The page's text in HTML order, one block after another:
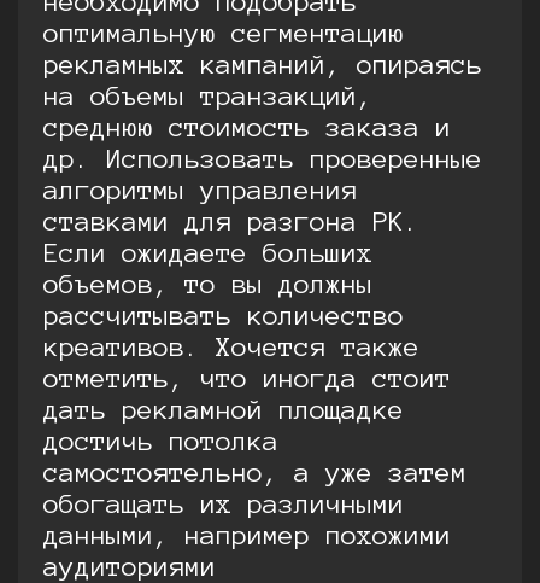
оптимальную сегментацию
рекламных кампаний, опираясь
на объемы транзакций,
среднюю стоимость заказа и
др. Использовать проверенные
алгоритмы управления
ставками для разгона РК.
Если ожидаете больших
объемов, то вы должны
рассчитывать количество
креативов. Хочется также
отметить, что иногда стоит
дать рекламной площадке
достичь потолка
самостоятельно, а уже затем
обогащать их различными
данными, например похожими
аудиториями